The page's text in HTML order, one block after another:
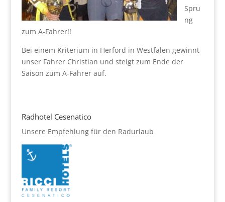
Spru
ng
zum A-Fahrer!!
Bei einem Kriterium in Herford in Westfalen gewinnt
unser Fahrer Christian und steigt zum Ende der
Saison zum A-Fahrer auf.
Radhotel Cesenatico
Unsere Empfehlung für den Radurlaub